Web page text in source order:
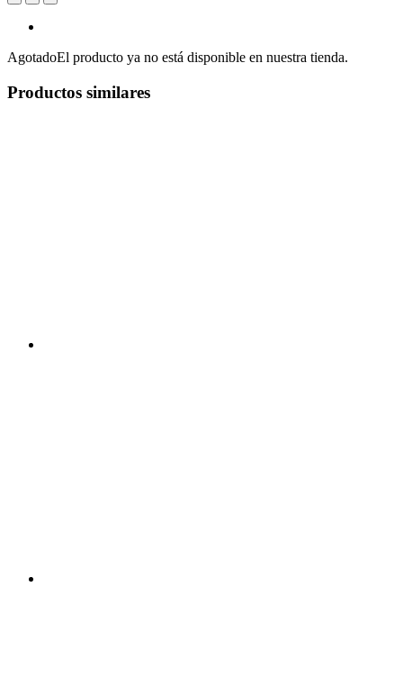
AgotadoEl producto ya no está disponible en nuestra tienda.
Productos similares